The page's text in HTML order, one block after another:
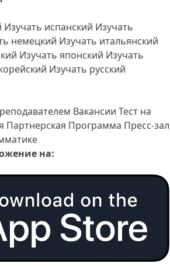
Изучать испанский Изучать
немецкий Изучать итальянский
Изучать японский Изучать
Изучать русский
Вакансии Тест на
Партнерская Программа Пресс-зал
на: